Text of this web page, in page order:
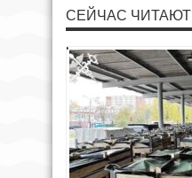
СЕЙЧАС ЧИТАЮТ